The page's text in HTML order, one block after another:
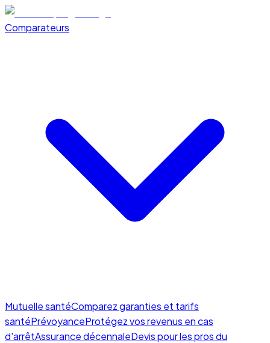
Comparateurs
Mutuelle santéComparez garanties et tarifs
santéPrévoyanceProtégez vos revenus en cas
d'arrêtAssurance décennaleDevis pour les pros du